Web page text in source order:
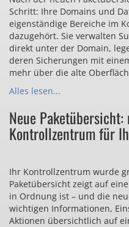
Schritt: Ihre Domains und
eigenständige Bereiche im
dazugehört. Sie verwalten
direkt unter der Domain,
deren Sicherungen mit
mehr über die alte
Alles lesen...
Neue Paketübersicht:
Kontrollzentrum für
Ihr Kontrollzentrum wurde
Paketübersicht zeigt auf
in Ordnung ist – und die
wichtigen Informationen,
Aktionen übersichtlich auf